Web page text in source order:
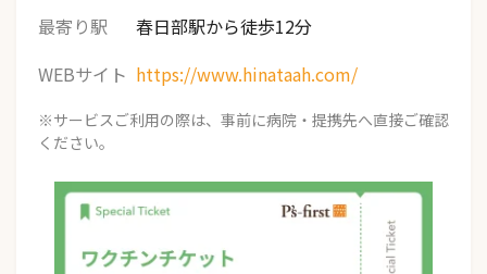
最寄り駅
春日部駅から徒歩12分
WEBサイト https://www.hinataah.com/
※サービスご利用の際は、事前に病院・提携先へ直接ご確認
ください。